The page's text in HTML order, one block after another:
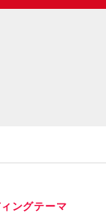
ングテーマ